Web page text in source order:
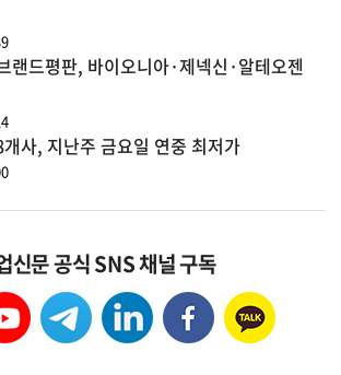
랜드평판, 바이오니아·제넥신·알테오젠
사, 지난주 금요일 연중 최저가
신문 공식 SNS 채널 구독